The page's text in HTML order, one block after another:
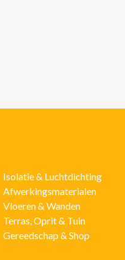
Isolatie & Luchtdichting
Afwerkingsmaterialen
Vloeren & Wanden
Terras, Oprit & Tuin
Gereedschap & Shop